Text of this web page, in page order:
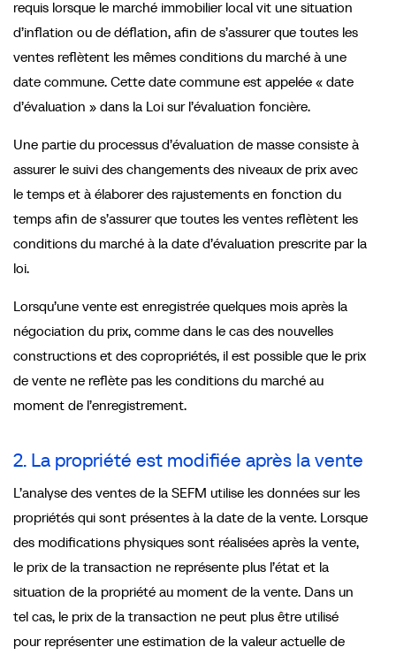
requis lorsque le marché immobilier local vit une situation
d’inflation ou de déflation, afin de s’assurer que toutes les
ventes reflètent les mêmes conditions du marché à une
date commune. Cette date commune est appelée « date
d’évaluation » dans la Loi sur l’évaluation foncière.
Une partie du processus d’évaluation de masse consiste à
assurer le suivi des changements des niveaux de prix avec
le temps et à élaborer des rajustements en fonction du
temps afin de s’assurer que toutes les ventes reflètent les
conditions du marché à la date d’évaluation prescrite par la
loi.
Lorsqu’une vente est enregistrée quelques mois après la
négociation du prix, comme dans le cas des nouvelles
constructions et des copropriétés, il est possible que le prix
de vente ne reflète pas les conditions du marché au
moment de l’enregistrement.
2. La propriété est modifiée après la vente
L’analyse des ventes de la SEFM utilise les données sur les
propriétés qui sont présentes à la date de la vente. Lorsque
des modifications physiques sont réalisées après la vente,
le prix de la transaction ne représente plus l’état et la
situation de la propriété au moment de la vente. Dans un
tel cas, le prix de la transaction ne peut plus être utilisé
pour représenter une estimation de la valeur actuelle de